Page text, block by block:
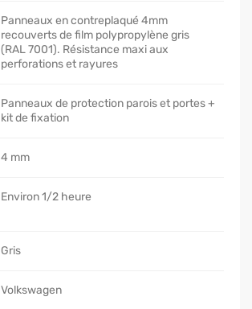
Panneaux en contreplaqué 4mm
recouverts de film polypropylène gris
(RAL 7001). Résistance maxi aux
perforations et rayures
Panneaux de protection parois et portes +
kit de fixation
4 mm
Environ 1/2 heure
Gris
Volkswagen